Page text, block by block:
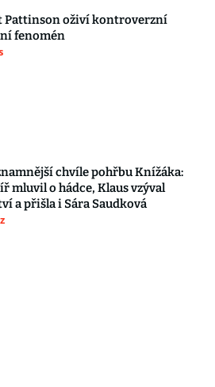
Pattinson oživí kontroverzní
fenomén
chvíle pohřbu Knížáka:
mluvil o hádce, Klaus vzýval
a přišla i Sára Saudková